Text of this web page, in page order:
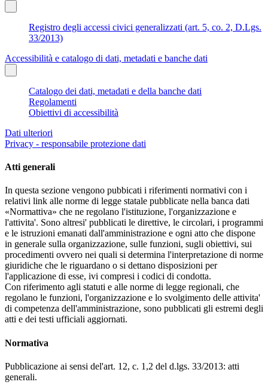
Registro degli accessi civici generalizzati (art. 5, co. 2, D.Lgs.
33/2013)
Accessibilità e catalogo di dati, metadati e banche dati
Catalogo dei dati, metadati e della banche dati
Regolamenti
Obiettivi di accessibilità
Dati ulteriori
Privacy - responsabile protezione dati
Atti generali
In questa sezione vengono pubbicati i riferimenti normativi con i
relativi link alle norme di legge statale pubblicate nella banca dati
«Normattiva» che ne regolano l'istituzione, l'organizzazione e
l'attivita'. Sono altresi' pubblicati le direttive, le circolari, i programmi
e le istruzioni emanati dall'amministrazione e ogni atto che dispone
in generale sulla organizzazione, sulle funzioni, sugli obiettivi, sui
procedimenti ovvero nei quali si determina l'interpretazione di norme
giuridiche che le riguardano o si dettano disposizioni per
l'applicazione di esse, ivi compresi i codici di condotta.
Con riferimento agli statuti e alle norme di legge regionali, che
regolano le funzioni, l'organizzazione e lo svolgimento delle attivita'
di competenza dell'amministrazione, sono pubblicati gli estremi degli
atti e dei testi ufficiali aggiornati.
Normativa
Pubblicazione ai sensi del'art. 12, c. 1,2 del d.lgs. 33/2013: atti
generali.